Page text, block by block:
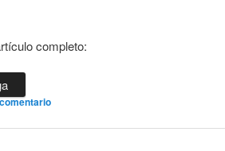
completo: